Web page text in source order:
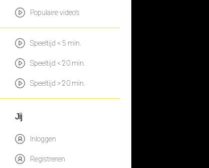
Populaire video's
Speeltijd < 5 min.
Speeltijd < 20 min.
Speeltijd > 20 min.
Jij
Inloggen
Registreren